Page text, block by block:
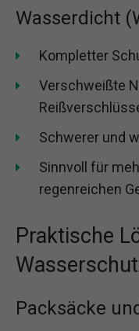
Wasserdicht
Kompletter
Verschweißte
Schwerer und
Sinnvoll für
regenreichen
Praktische
Packsäcke